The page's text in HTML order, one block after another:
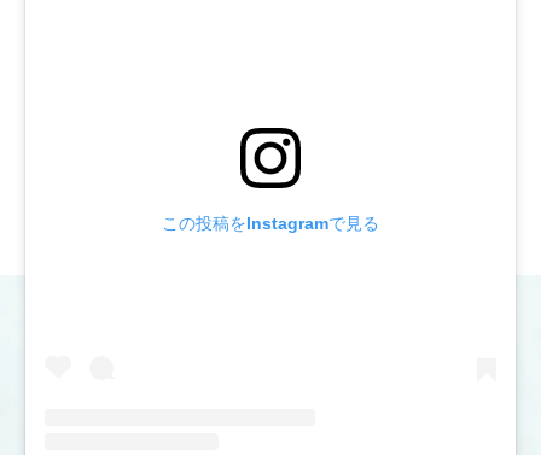
この投稿をInstagramで見る
か
ら